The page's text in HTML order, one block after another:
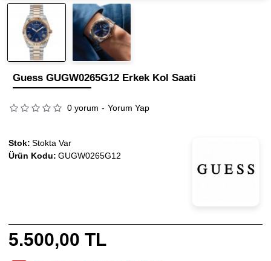
Guess GUGW0265G12 Erkek Kol Saati
0 yorum - Yorum Yap
5.500,00 TL
Stok: Stokta Var
Ürün Kodu: GUGW0265G12